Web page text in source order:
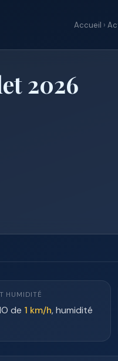
Accueil ›
2026
HUMIDITÉ
de 1 km/h, humidité